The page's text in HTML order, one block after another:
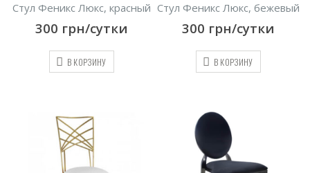
Стул Феникс Люкс, красный
300 грн/сутки
В КОРЗИНУ
Стул Феникс Люкс, бежевый
300 грн/сутки
В КОРЗИНУ